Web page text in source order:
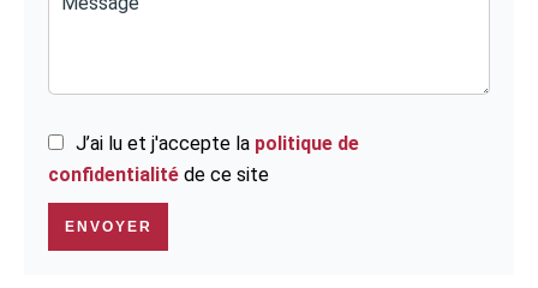
J’ai lu et j'accepte la politique de
confidentialité de ce site
ENVOYER